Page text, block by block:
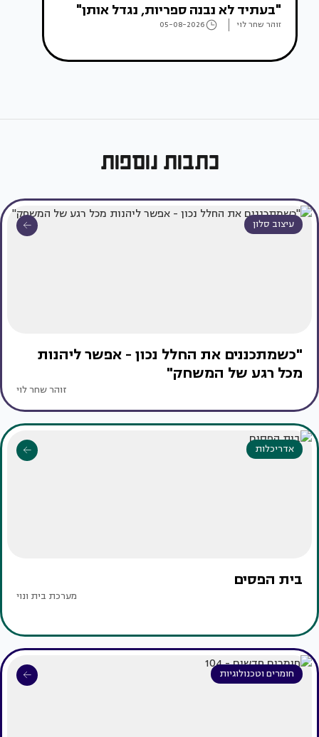
"בעתיד לא נבנה ספריות, נגדל אותן"
זוהר שחר לוי 05-08-2026
כתבות נוספות
עיצוב סלון
"כשמתכננים את החלל נכון - אפשר ליהנות
מכל רגע של המשחק"
זוהר שחר לוי
אדריכלות
בית הפסים
מערכת בית ונוי
חומרים וטכנולוגיות